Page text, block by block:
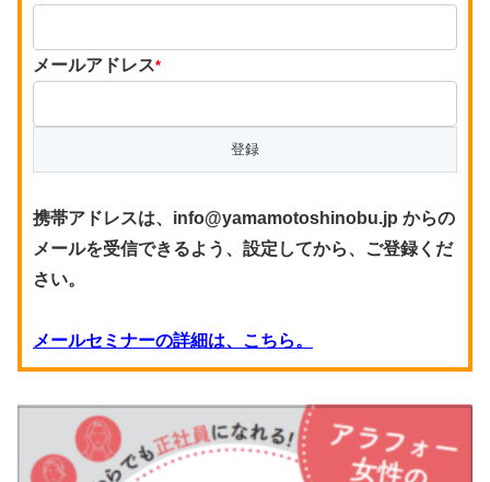
メールアドレス*
携帯アドレスは、info@yamamotoshinobu.jp からの
メールを受信できるよう、設定してから、ご登録くだ
さい。
メールセミナーの詳細は、こちら。